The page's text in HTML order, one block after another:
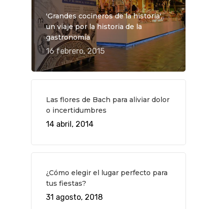
'Grandes cocineros de la historia',
un viaje por la historia de la
gastronomía
16 febrero, 2015
Las flores de Bach para aliviar dolor
o incertidumbres
14 abril, 2014
¿Cómo elegir el lugar perfecto para
tus fiestas?
31 agosto, 2018
Museos Y
Teatro
Restaurantes
Rutas Por Madrid
BEAUTY